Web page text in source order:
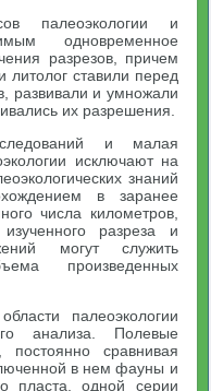
палеоэкологии и
одновременное
разрезов, причем
литолог ставили перед
развивали и умножали
их разрешения.
и малая
исключают на
знаний
в заранее
числа километров,
разреза и
могут служить
произведенных
палеоэкологии
анализа. Полевые
сравнивая
в нем фауны и
пласта, одной серии